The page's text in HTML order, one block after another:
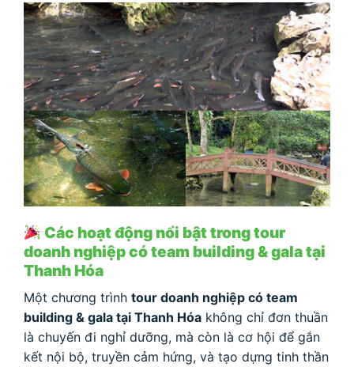
Các hoạt động nổi bật trong tour
doanh nghiệp có team building & gala tại
Thanh Hóa
Một chương trình tour doanh nghiệp có team
building & gala tại Thanh Hóa không chỉ đơn thuần
là chuyến đi nghỉ dưỡng, mà còn là cơ hội để gắn
kết nội bộ, truyền cảm hứng, và tạo dựng tinh thần